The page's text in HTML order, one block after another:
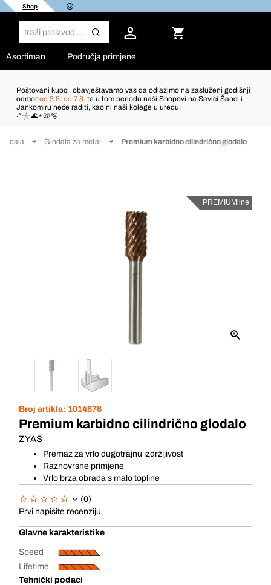
Shop
Asortiman Područja primjene
Poštovani kupci, obavještavamo vas da odlazimo na zasluženi godišnji
odmor od 3.8. do 7.8. te u tom periodu naši Shopovi na Savici Šanci i
Jankomiru neće raditi, kao ni naši kolege u uredu.
˖°𓇼🌊⋆🐚🫧
Glodala za metal Premium karbidno cilindrično glodalo
PREMIUMline
Broj artikla: 1014876
Premium karbidno cilindrično glodalo
ZYAS
Premaz za vrlo dugotrajnu izdržljivost
Raznovrsne primjene
Vrlo brza obrada s malo topline
(0)
Prvi napišite recenziju
Glavne karakteristike
Speed
Lifetime
Tehnički podaci